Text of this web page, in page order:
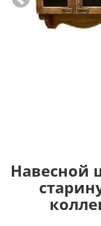
Навесной